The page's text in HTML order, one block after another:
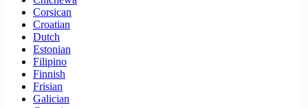
Corsican
Croatian
Dutch
Estonian
Filipino
Finnish
Frisian
Galician